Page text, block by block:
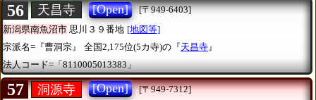
56 天昌寺 [Open]
[〒949-6403]
新潟県南魚沼市 思川３９番地 [地図等]
宗派名=『曹洞宗』
全国2,175位(5カ寺)の『天昌寺 』
法人コード=「8110005013383」
57 洞源寺 [Open]
[〒949-7312]